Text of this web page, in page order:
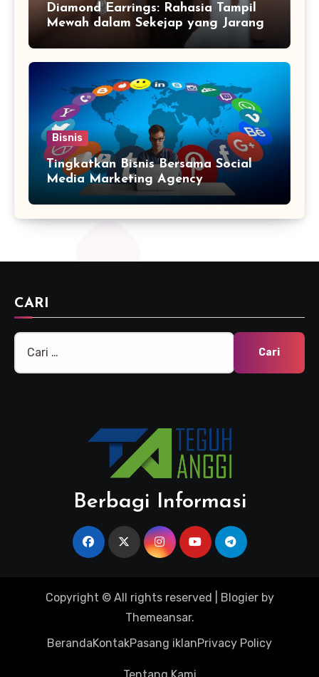
Diamond Earrings: Rahasia Tampil
Mewah dalam Sekejap yang Jarang
Bisnis
Tingkatkan Bisnis Bersama Social
Media Marketing Agency
CARI
Cari
untuk:
Berbagi Informasi
Copyright © All rights reserved Blogierby
Themeansar.
BerandaKontakPasang iklanPrivacy Policy